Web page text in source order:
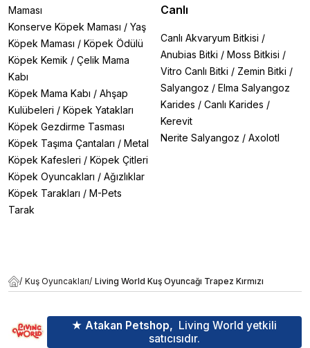
Maması
Konserve Köpek Maması / Yaş
Köpek Maması / Köpek Ödülü
Köpek Kemik / Çelik Mama
Kabı
Köpek Mama Kabı / Ahşap
Kulübeleri / Köpek Yatakları
Köpek Gezdirme Tasması
Köpek Taşıma Çantaları / Metal
Köpek Kafesleri / Köpek Çitleri
Köpek Oyuncakları / Ağızlıklar
Köpek Tarakları / M-Pets
Tarak
Canlı
Canlı Akvaryum Bitkisi /
Anubias Bitki / Moss Bitkisi /
Vitro Canlı Bitki / Zemin Bitki /
Salyangoz / Elma Salyangoz
Karides / Canlı Karides /
Kerevit
Nerite Salyangoz / Axolotl
/ Kuş Oyuncakları/ Living World Kuş Oyuncağı Trapez Kırmızı
★ Atakan Petshop, Living World yetkili
satıcısıdır.